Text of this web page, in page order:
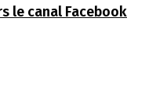
le canal Facebook